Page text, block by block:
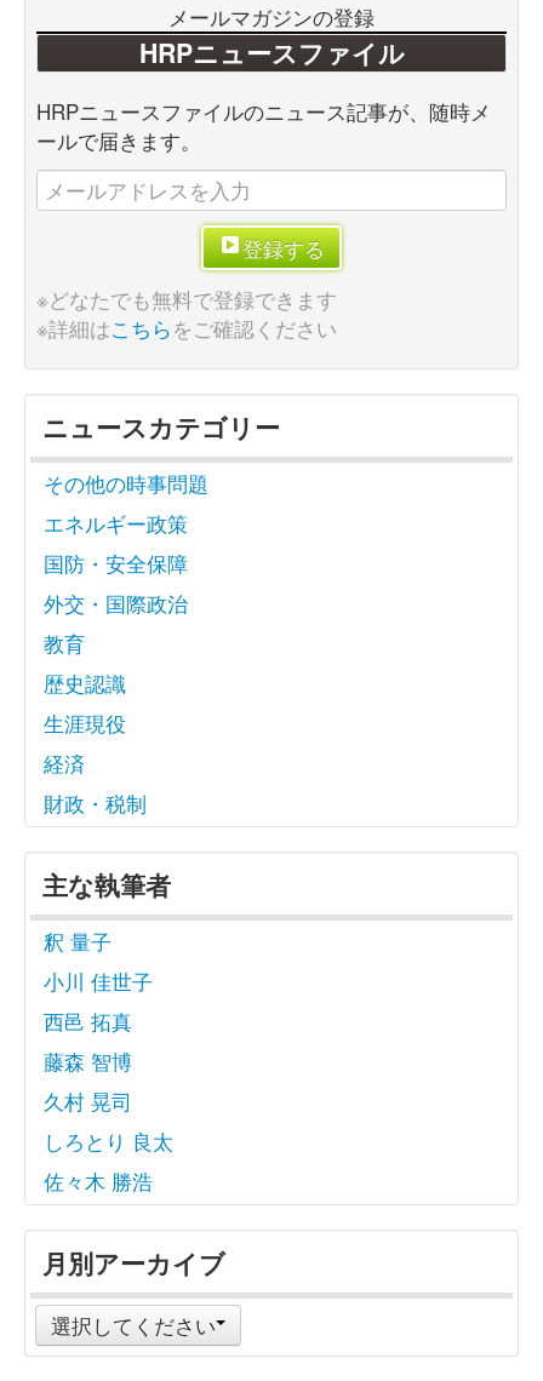
メールマガジンの登録
HRPニュースファイル
HRPニュースファイルのニュース記事が、随時メ
ールで届きます。
登録する
※どなたでも無料で登録できます
※詳細はこちらをご確認ください
ニュースカテゴリー
その他の時事問題
エネルギー政策
国防・安全保障
外交・国際政治
教育
歴史認識
生涯現役
経済
財政・税制
主な執筆者
釈 量子
小川 佳世子
西邑 拓真
藤森 智博
久村 晃司
しろとり 良太
佐々木 勝浩
月別アーカイブ
選択してください